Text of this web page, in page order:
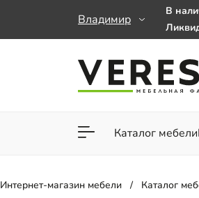
Владимир
В
заказе
Каталог мебели
Интернет-магазин мебели Каталог